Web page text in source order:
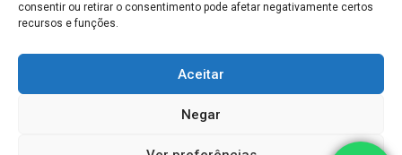
consentir ou retirar o consentimento pode afetar negativamente certos
recursos e funções.
Aceitar
Negar
Todos Direitos Reservados a Drica Enfeites Pet Shop - CNPJ:
03.238.240/0001-39 -Desenvolvimento e Suporte